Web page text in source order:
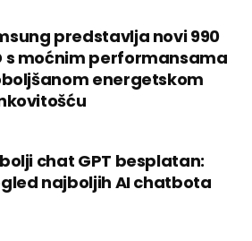
predstavlja novi 990
s moćnim performansama
energetskom
chat GPT besplatan:
najboljih AI chatbota